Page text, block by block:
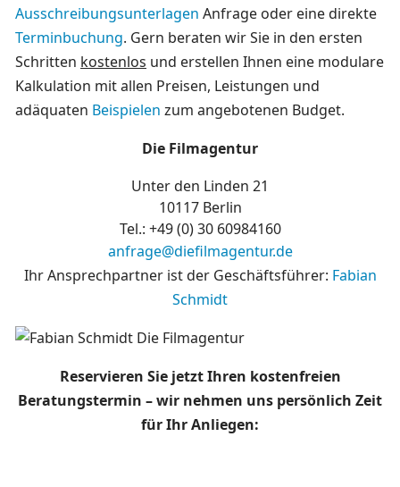
Ausschreibungsunterlagen Anfrage oder eine direkte
Terminbuchung. Gern beraten wir Sie in den ersten
Schritten kostenlos und erstellen Ihnen eine modulare
Kalkulation mit allen Preisen, Leistungen und
adäquaten Beispielen zum angebotenen Budget.
Die Filmagentur
Unter den Linden 21
10117 Berlin
Tel.: +49 (0)30 60984160
anfrage@diefilmagentur.de
Ihr Ansprechpartner ist der Geschäftsführer: Fabian
Schmidt
Reservieren Sie jetzt Ihren kostenfreien
Beratungstermin – wir nehmen uns persönlich Zeit
für Ihr Anliegen: